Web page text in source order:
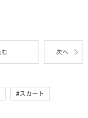
次へ
スカート